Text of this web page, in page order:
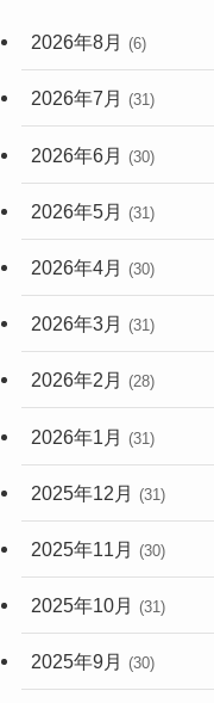
(248)
2026年8月 (6)
2026年7月 (31)
2026年6月 (30)
2026年5月 (31)
2026年4月 (30)
2026年3月 (31)
2026年2月 (28)
2026年1月 (31)
2025年12月 (31)
2025年11月 (30)
2025年10月 (31)
2025年9月 (30)